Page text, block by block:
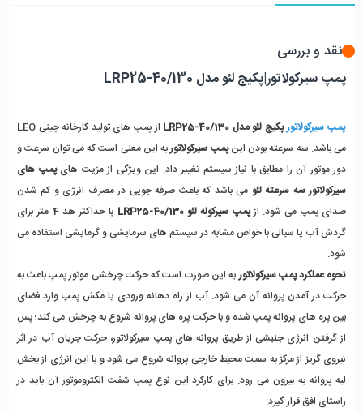
نقد و بررسی
پمپ سیرکولاتور|پکیج لئو مدل LRP25-40/130
پمپ سیرکولاتور پکیج لئو مدل LRP25-40/130
می باشد. سه سرعته بودن این پمپ سیرکولاتور
دور موتور آن را مطابق با نیاز سیستم تغییر داد. این ویژگی از مزیت های
سیرکولاتور سه سرعته لئو
صدای پمپ می شود. از پمپ سیرکوله لئو LRP25-40/130
شود.
نحوه عملکرد پمپ سیرکولاتور
راستای افق قرار گیرد.